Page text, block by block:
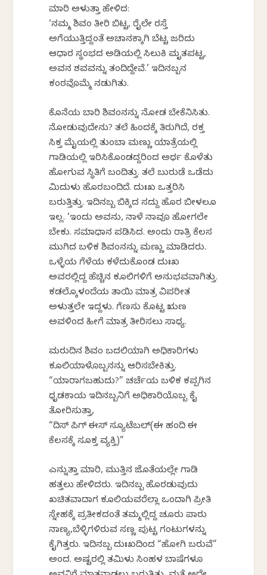
ಮಾರಿ ಅಳುತ್ತಾ ಹೇಳಿದ:
‘ನಮ್ಮ ಶಿವಂ ತೀರಿ ಬಿಟ್ಟ, ರೈಲ್ವೇ ರಸ್ತೆ
ಅಗೆಯುತ್ತಿದ್ದಂತೆ ಅಚಾನಕ್ಕಾಗಿ ಬೆಟ್ಟ ಜರಿದು
ಆಧಾರ ಸ್ಥಂಭದ ಅಡಿಯಲ್ಲಿ ಸಿಲುಕಿ ಮೃತಪಟ್ಟ,
ಅವನ ಶವವನ್ನು ತಂದಿದ್ದೇವೆ.’ ಇದಿನಬ್ಬನ
ಕಂಠವೊಮ್ಮೆ ನಡುಗಿತು.
ಕೊನೆಯ ಬಾರಿ ಶಿವಂನನ್ನು ನೋಡ ಬೇಕೆನಿಸಿತು.
ನೋಡುವುದೇನು? ತಲೆ ಹಿಂದಕ್ಕೆ ತಿರುಗಿದೆ, ರಕ್ತ
ಸಿಕ್ತ ಮೈಯಲ್ಲಿ ತುಂಬಾ ಮಣ್ಣು ಯಾತ್ರೆಯಲ್ಲಿ
ಗಾಡಿಯಲ್ಲಿ ಇರಿಸಿಕೊಂಡದ್ದರಿಂದ ಅರ್ಧ ಕೊಳೆತು
ಹೋಗುವ ಸ್ಥಿತಿಗೆ ಬಂದಿತ್ತು. ತಲೆ ಬುರುಡೆ ಒಡೆದು
ಮಿದುಳು ಹೊರಬಂದಿದೆ. ದುಃಖ ಒತ್ತರಿಸಿ
ಬರುತ್ತಿತ್ತು. ಇದಿನಬ್ಬ ಬಿಕ್ಕಿದ ಸದ್ದು ಹೊರ ಬೀಳಲೂ
ಇಲ್ಲ‌. ‘ಇಂದು ಅವನು, ನಾಳೆ ನಾವೂ ಹೋಗಲೇ
ಬೇಕು. ಸಮಾಧಾನ ಪಡಿಸಿದ. ಅಂದು ರಾತ್ರಿ ಕೆಲಸ
ಮುಗಿದ ಬಳಿಕ ಶಿವಂನನ್ನು ಮಣ್ಣು ಮಾಡಿದರು.
ಒಳ್ಳೆಯ ಗೆಳೆಯ ಕಳೆದುಕೊಂಡ ದುಃಖ
ಅವರಲ್ಲಿದ್ದ ಹೆಚ್ಚಿನ ಕೂಲಿಗಳಿಗೆ ಅನುಭವವಾಗಿತ್ತು.
ಕಡಲ್ಕೊಳಂದೆಯ ತಾಯಿ ಮಾತ್ರ ವಿಪರೀತ
ಅಳುತ್ತಲೇ ಇದ್ದಳು‌. ಗೆಣಸು ಕೊಟ್ಟ ಋಣ
ಅವಳಿಂದ ಹೀಗೆ ಮಾತ್ರ ತೀರಿಸಲು ಸಾಧ್ಯ.
ಮರುದಿನ ಶಿವಂ ಬದಲಿಯಾಗಿ ಅಧಿಕಾರಿಗಳು
ಕೂಲಿಯಾಳೊಬ್ಬನನ್ನು ಆರಿಸಬೇಕಿತ್ತು.
“ಯಾರಾಗಬಹುದು?” ಚರ್ಚೆಯ ಬಳಿಕ ಕಪ್ಪಗಿನ
ಧೃಡಕಾಯ ಇದಿನಬ್ಬನಿಗೆ ಅಧಿಕಾರಿಯೊಬ್ಬ ಕೈ
ತೋರಿಸುತ್ತಾ,
“ದಿಸ್ ಪಿಗ್ ಈಸ್ ಸ್ಯೂಟೆಬಲ್(ಈ ಹಂದಿ ಈ
ಕೆಲಸಕ್ಕೆ ಸೂಕ್ತ ವ್ಯಕ್ತಿ)”
ಎನ್ನುತ್ತಾ ಮಾರಿ, ಮುತ್ತಿನ ಜೊತೆಯಲ್ಲೇ ಗಾಡಿ
ಹತ್ತಲು ಹೇಳಿದರು. ಇದಿನಬ್ಬ ಹೊರಡುವುದು
ಖಚಿತವಾದಾಗ ಕೂಲಿಯವರೆಲ್ಲಾ ಒಂದಾಗಿ ಪ್ರೀತಿ
ಸ್ನೇಹಕ್ಕೆ ಪ್ರತೀಕದಂತೆ ತಮ್ಮಲ್ಲಿದ್ದ ಚೂರು ಪಾರು
ನಾಣ್ಯ,ಬೆಳ್ಳಿಗಳಿರುವ ಸಣ್ಣ ಪುಟ್ಟ ಗಂಟುಗಳನ್ನು
ಕೈಗಿತ್ತರು. ಇದಿನಬ್ಬ ದುಃಖದಿಂದ “ಹೋಗಿ ಬರುವೆ”
ಅಂದ. ಅಷ್ಟರಲ್ಲಿ ತಮಿಳು ಸಿಂಹಳ ಬಾಷೆಗಳೂ